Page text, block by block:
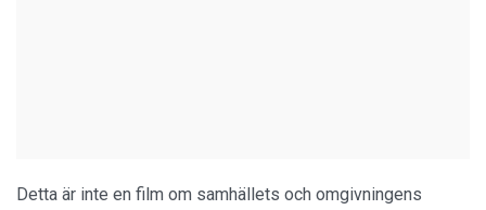
Detta är inte en film om samhällets och omgivningens